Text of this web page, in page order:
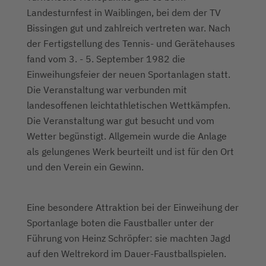
Landesturnfest in Waiblingen, bei dem der TV
Bissingen gut und zahlreich vertreten war. Nach
der Fertigstellung des Tennis- und Gerätehauses
fand vom 3. - 5. September 1982 die
Einweihungsfeier der neuen Sportanlagen statt.
Die Veranstaltung war verbunden mit
landesoffenen leichtathletischen Wettkämpfen.
Die Veranstaltung war gut besucht und vom
Wetter begünstigt. Allgemein wurde die Anlage
als gelungenes Werk beurteilt und ist für den Ort
und den Verein ein Gewinn.
Eine besondere Attraktion bei der Einweihung der
Sportanlage boten die Faustballer unter der
Führung von Heinz Schröpfer: sie machten Jagd
auf den Weltrekord im Dauer-Faustballspielen.